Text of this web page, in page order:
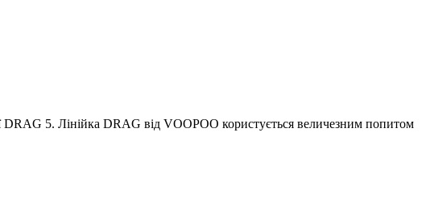
DRAG 5. Лінійка DRAG від VOOPOO користується величезним попитом